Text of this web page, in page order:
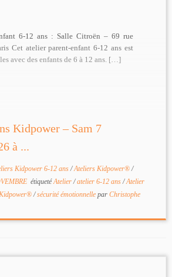
6-12 ans : Salle Citroën – 69 rue
Cet atelier parent-enfant 6-12 ans est
avec des enfants de 6 à 12 ans. […]
Kidpower – Sam 7
à ...
Kidpower 6-12 ans/Ateliers Kidpower®/
étiquetéAtelier/atelier 6-12 ans/Atelier
/sécurité émotionnelle par Christophe